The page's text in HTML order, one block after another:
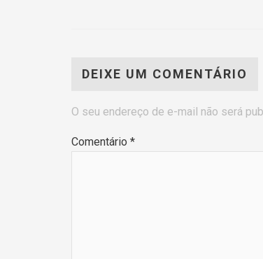
DEIXE UM COMENTÁRIO
O seu endereço de e-mail não será
Comentário *